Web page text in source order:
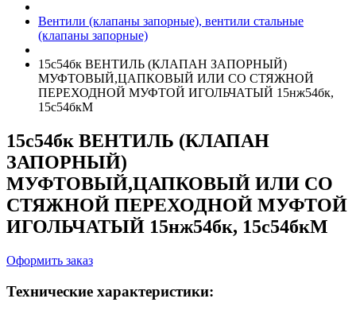
Вентили (клапаны запорные), вентили стальные
(клапаны запорные)
15с54бк ВЕНТИЛЬ (КЛАПАН ЗАПОРНЫЙ)
МУФТОВЫЙ,ЦАПКОВЫЙ ИЛИ СО СТЯЖНОЙ
ПЕРЕХОДНОЙ МУФТОЙ ИГОЛЬЧАТЫЙ 15нж54бк,
15с54бкМ
15с54бк ВЕНТИЛЬ (КЛАПАН
ЗАПОРНЫЙ)
МУФТОВЫЙ,ЦАПКОВЫЙ ИЛИ СО
СТЯЖНОЙ ПЕРЕХОДНОЙ МУФТОЙ
ИГОЛЬЧАТЫЙ 15нж54бк, 15с54бкМ
Оформить заказ
Технические характеристики: